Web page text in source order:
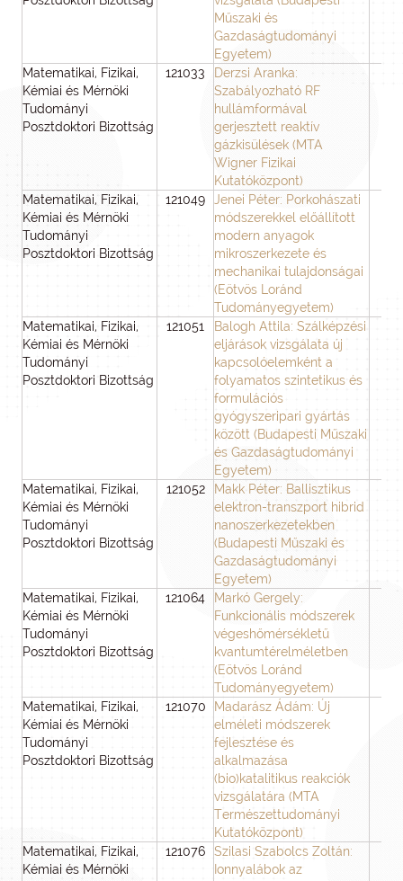
Műszaki és
Gazdaságtudományi
Egyetem)
Matematikai, Fizikai,
Kémiai és Mérnöki
Tudományi
Posztdoktori Bizottság
121033
Derzsi Aranka:
Szabályozható RF
hullámformával
gerjesztett reaktív
gázkisülések (MTA
Wigner Fizikai
Kutatóközpont)
Matematikai, Fizikai,
Kémiai és Mérnöki
Tudományi
Posztdoktori Bizottság
121049
Jenei Péter: Porkohászati
módszerekkel előállított
modern anyagok
mikroszerkezete és
mechanikai tulajdonságai
(Eötvös Loránd
Tudományegyetem)
Matematikai, Fizikai,
Kémiai és Mérnöki
Tudományi
Posztdoktori Bizottság
121051
Balogh Attila: Szálképzési
eljárások vizsgálata új
kapcsolóelemként a
folyamatos szintetikus és
formulációs
gyógyszeripari gyártás
között (Budapesti Műszaki
és Gazdaságtudományi
Egyetem)
Matematikai, Fizikai,
Kémiai és Mérnöki
Tudományi
Posztdoktori Bizottság
121052
Makk Péter: Ballisztikus
elektron-transzport hibrid
nanoszerkezetekben
(Budapesti Műszaki és
Gazdaságtudományi
Egyetem)
Matematikai, Fizikai,
Kémiai és Mérnöki
Tudományi
Posztdoktori Bizottság
121064
Markó Gergely:
Funkcionális módszerek
végeshőmérsékletű
kvantumtérelméletben
(Eötvös Loránd
Tudományegyetem)
Matematikai, Fizikai,
Kémiai és Mérnöki
Tudományi
Posztdoktori Bizottság
121070
Madarász Ádám: Új
elméleti módszerek
fejlesztése és
alkalmazása
(bio)katalitikus reakciók
vizsgálatára (MTA
Természettudományi
Kutatóközpont)
Matematikai, Fizikai,
Kémiai és Mérnöki
121076
Szilasi Szabolcs Zoltán:
Ionnyalábok az